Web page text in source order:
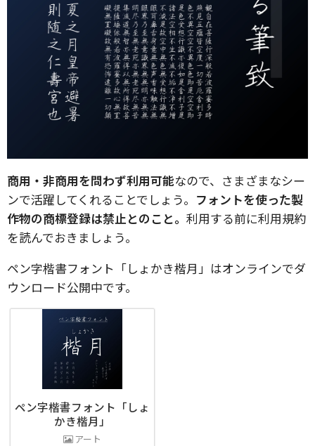
商用・非商用を問わず利用可能なので、さまざまなシー
ンで活躍してくれることでしょう。 フォントを使った製
作物の商標登録は禁止とのこと。 利用する前に利用規約
を読んでおきましょう。
ペン字楷書フォント「しょかき楷月」はオンラインでダ
ウンロード公開中です。
ペン字楷書フォント「しょ
かき楷月」
アート